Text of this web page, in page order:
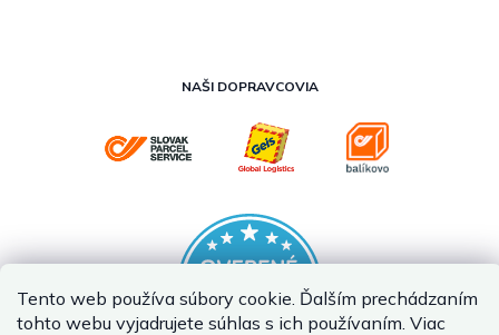
Tento web používa súbory cookie. Ďalším prechádzaním
tohto webu vyjadrujete súhlas s ich používaním. Viac
NAŠI DOPRAVCOVIA